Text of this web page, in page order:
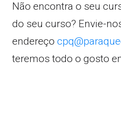
Não encontra o seu
do seu curso? Envie-
endereço
teremos todo o gosto